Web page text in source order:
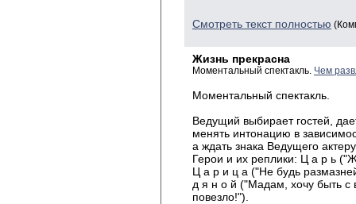
Смотреть текст полностью
Жизнь прекрасна
Моментальный спектакль. Чем
Моментальный спектакль.
Ведущий выбирает гостей,
менять интонацию в
а ждать знака Ведущего
Герои и их реплики: Ц а р ь
Ц а р и ц а ("Не будь
д я н о й ("Мадам, хочу быть
повезло!").